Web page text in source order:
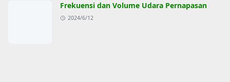
Frekuensi dan Volume Udara Pernapasan
2024/6/12